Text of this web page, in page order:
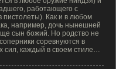
работающего с
пистолеты). Как и в любом
например, дочь нынешней
сын божий. Но родство не
соревнуются в
сил, каждый в своем стиле…